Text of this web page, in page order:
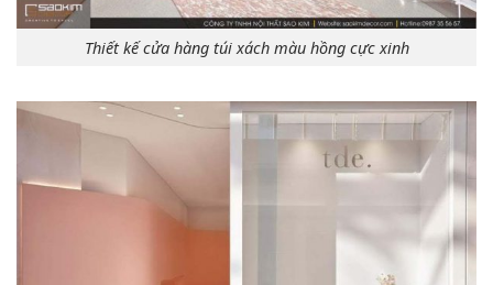
Thiết kế cửa hàng túi xách màu hồng cực xinh